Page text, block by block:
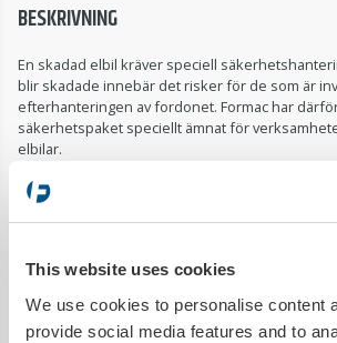
This website uses cookies
We use cookies to personalise content
provide social media features and to
BESKRIVNING
En skadad elbil kräver speciell
blir skadade innebär det risker för de som är
efterhanteringen av fordonet. Formac har
säkerhetspaket speciellt ämnat för
elbilar.
Säkerhetspaketet innehåller flera produkter
avspärrning, men även skyddsutrustning för
6 st avspärrningsstolpar plast (gul / svart)
1 st plastkedja 25 m (gul / svart) (art nr:
2 st Arbetsmappar gul (art nr: 405028)
2 st Varningsskylt golv (gul) (art nr: 650014)